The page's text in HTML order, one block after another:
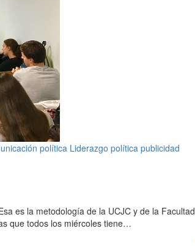
política Liderazgo política publicidad
es la metodología de la UCJC y de la Facultad
que todos los miércoles tiene…